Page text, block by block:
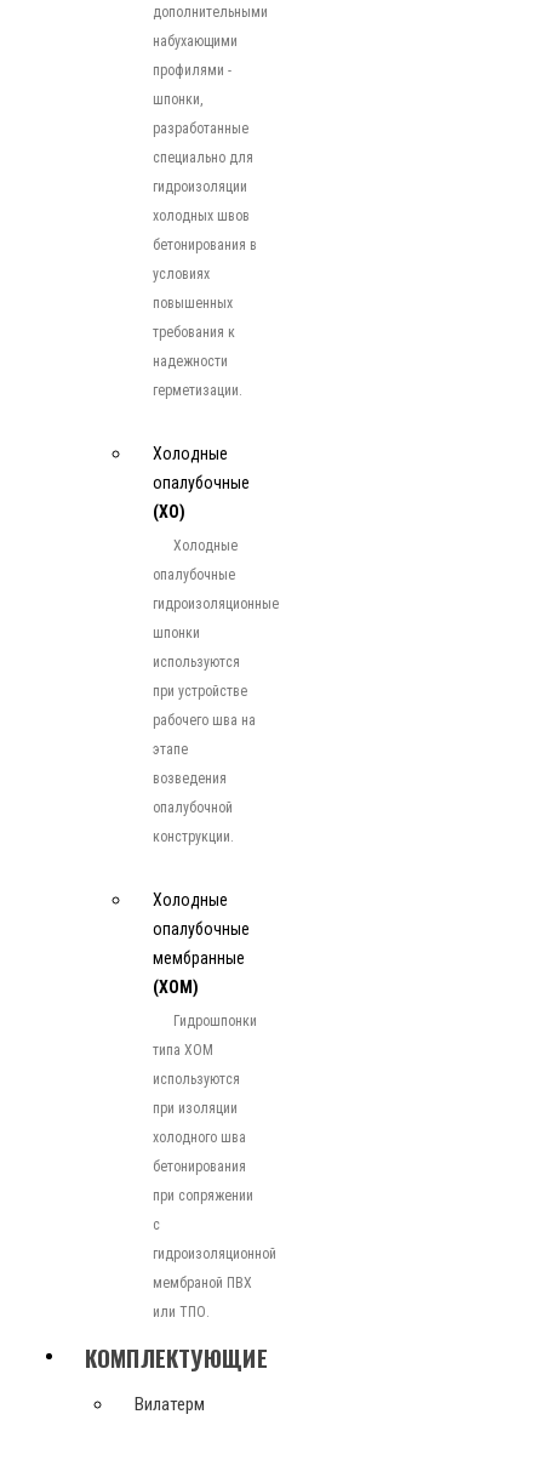
дополнительными
набухающими
профилями -
шпонки,
разработанные
специально для
гидроизоляции
холодных швов
бетонирования в
условиях
повышенных
требования к
надежности
герметизации.
Холодные
опалубочные
(ХО)
Холодные
опалубочные
гидроизоляционные
шпонки
используются
при устройстве
рабочего шва на
этапе
возведения
опалубочной
конструкции.
Холодные
опалубочные
мембранные
(ХОМ)
Гидрошпонки
типа ХОМ
используются
при изоляции
холодного шва
бетонирования
при сопряжении
с
гидроизоляционной
мембраной ПВХ
или ТПО.
КОМПЛЕКТУЮЩИЕ
Вилатерм